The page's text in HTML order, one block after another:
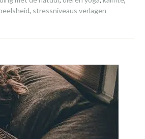
, stressniveaus verlagen